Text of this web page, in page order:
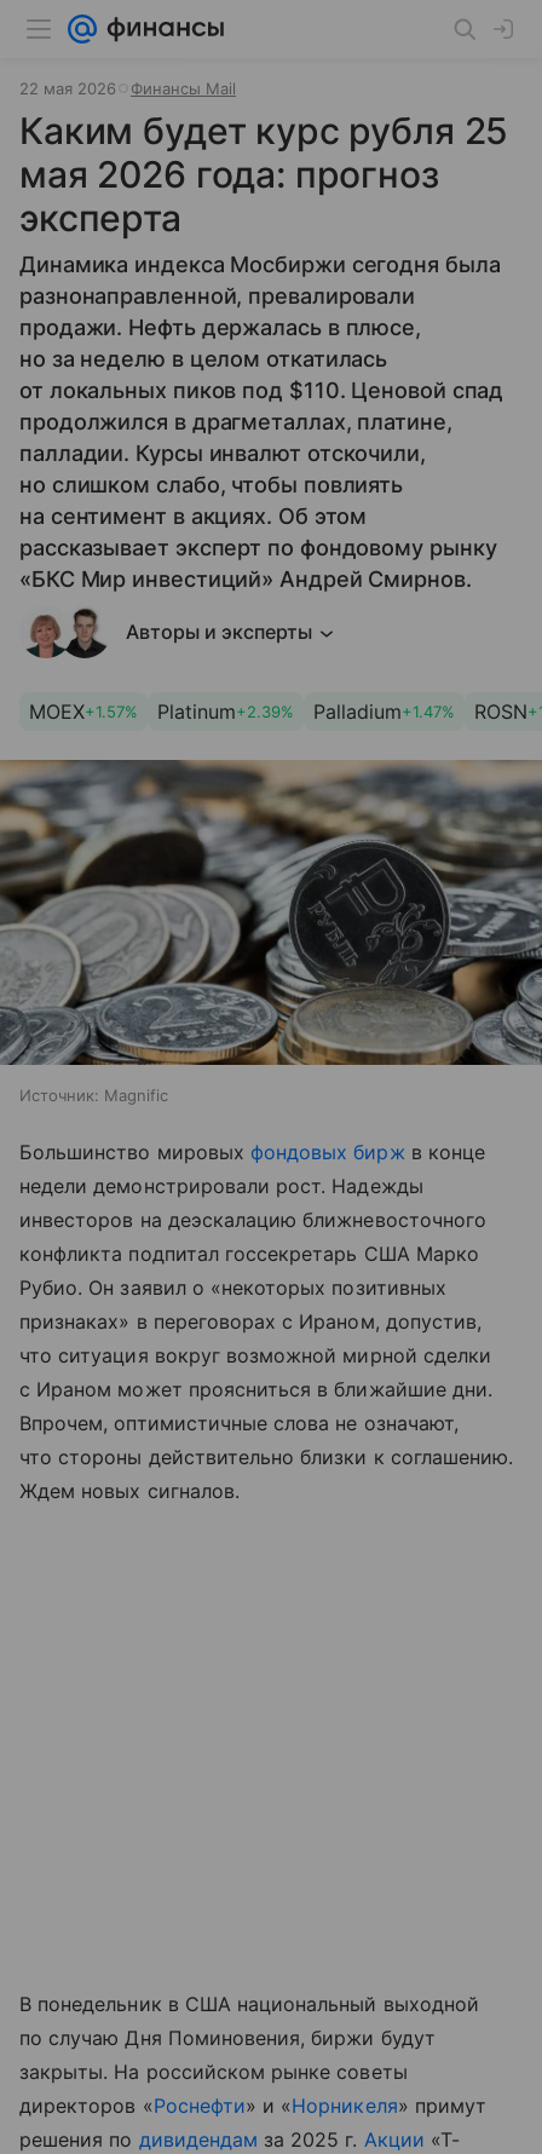
22 мая 2026 Финансы Mail
Каким будет курс рубля 25
мая 2026 года: прогноз
эксперта
Динамика индекса Мосбиржи сегодня была
разнонаправленной, превалировали
продажи. Нефть держалась в плюсе,
но за неделю в целом откатилась
от локальных пиков под $110. Ценовой спад
продолжился в драгметаллах, платине,
палладии. Курсы инвалют отскочили,
но слишком слабо, чтобы повлиять
на сентимент в акциях. Об этом
рассказывает эксперт по фондовому рынку
«БКС Мир инвестиций» Андрей Смирнов.
Авторы и эксперты
MOEX+1.57% Platinum+2.39% Palladium+1.47% ROSN
Источник: Magnific
Большинство мировых фондовых биржв конце
недели демонстрировали рост. Надежды
инвесторов на деэскалацию ближневосточного
конфликта подпитал госсекретарь США Марко
Рубио. Он заявил о «некоторых позитивных
признаках» в переговорах с Ираном, допустив,
что ситуация вокруг возможной мирной сделки
с Ираном может проясниться в ближайшие дни.
Впрочем, оптимистичные слова не означают,
что стороны действительно близки к соглашению.
Ждем новых сигналов.
В понедельник в США национальный выходной
по случаю Дня Поминовения, биржи будут
закрыты. На российском рынке советы
директоров «Роснефти» и «Норникеля» примут
решения по дивидендам за 2025 г. Акции «Т-